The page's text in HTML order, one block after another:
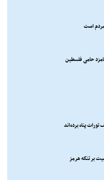
مردم است
حامی فلسطین
پناه برده‌اند
بر تنگه هرمز